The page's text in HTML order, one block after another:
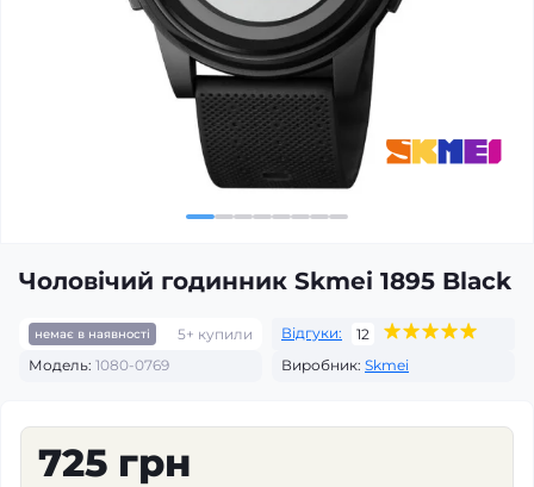
Чоловічий годинник Skmei 1895 Black
немає в наявності 5+ купили Відгуки:
12
Модель: 1080-0769 Виробник: Skmei
725 грн